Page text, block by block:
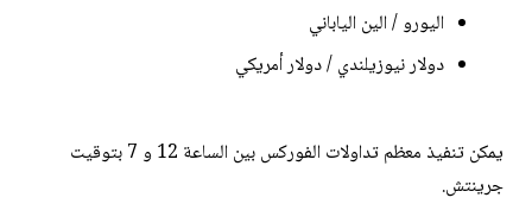
اليورو / الين الياباني
دولار نيوزيلندي / دولار أمريكي
يمكن تنفيذ معظم تداولات الفوركس بين الساعة 12 و 7 بتوقيت
جرينتش.